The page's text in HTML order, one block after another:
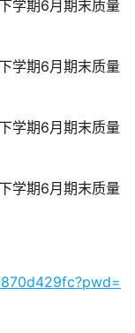
学期6月期末质量
学期6月期末质量
学期6月期末质量
学期6月期末质量